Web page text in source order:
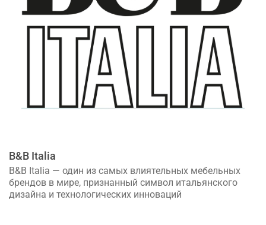
B&B Italia
B&B Italia — один из самых влиятельных мебельных
брендов в мире, признанный символ итальянского
дизайна и технологических инноваций